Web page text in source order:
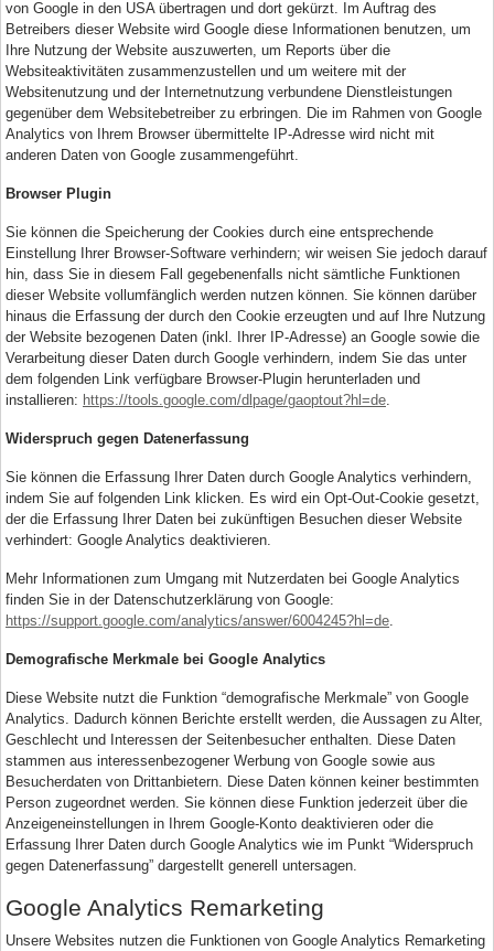
von Google in den USA übertragen und dort gekürzt. Im Auftrag des
Betreibers dieser Website wird Google diese Informationen benutzen, um
Ihre Nutzung der Website auszuwerten, um Reports über die
Websiteaktivitäten zusammenzustellen und um weitere mit der
Websitenutzung und der Internetnutzung verbundene Dienstleistungen
gegenüber dem Websitebetreiber zu erbringen. Die im Rahmen von Google
Analytics von Ihrem Browser übermittelte IP-Adresse wird nicht mit
anderen Daten von Google zusammengeführt.
Browser Plugin
Sie können die Speicherung der Cookies durch eine entsprechende
Einstellung Ihrer Browser-Software verhindern; wir weisen Sie jedoch darauf
hin, dass Sie in diesem Fall gegebenenfalls nicht sämtliche Funktionen
dieser Website vollumfänglich werden nutzen können. Sie können darüber
hinaus die Erfassung der durch den Cookie erzeugten und auf Ihre Nutzung
der Website bezogenen Daten (inkl. Ihrer IP-Adresse) an Google sowie die
Verarbeitung dieser Daten durch Google verhindern, indem Sie das unter
dem folgenden Link verfügbare Browser-Plugin herunterladen und
installieren: https://tools.google.com/dlpage/gaoptout?hl=de.
Widerspruch gegen Datenerfassung
Sie können die Erfassung Ihrer Daten durch Google Analytics verhindern,
indem Sie auf folgenden Link klicken. Es wird ein Opt-Out-Cookie gesetzt,
der die Erfassung Ihrer Daten bei zukünftigen Besuchen dieser Website
verhindert: Google Analytics deaktivieren.
Mehr Informationen zum Umgang mit Nutzerdaten bei Google Analytics
finden Sie in der Datenschutzerklärung von Google:
https://support.google.com/analytics/answer/6004245?hl=de.
Demografische Merkmale bei Google Analytics
Diese Website nutzt die Funktion “demografische Merkmale” von Google
Analytics. Dadurch können Berichte erstellt werden, die Aussagen zu Alter,
Geschlecht und Interessen der Seitenbesucher enthalten. Diese Daten
stammen aus interessenbezogener Werbung von Google sowie aus
Besucherdaten von Drittanbietern. Diese Daten können keiner bestimmten
Person zugeordnet werden. Sie können diese Funktion jederzeit über die
Anzeigeneinstellungen in Ihrem Google-Konto deaktivieren oder die
Erfassung Ihrer Daten durch Google Analytics wie im Punkt “Widerspruch
gegen Datenerfassung” dargestellt generell untersagen.
Google Analytics Remarketing
Unsere Websites nutzen die Funktionen von Google Analytics Remarketing